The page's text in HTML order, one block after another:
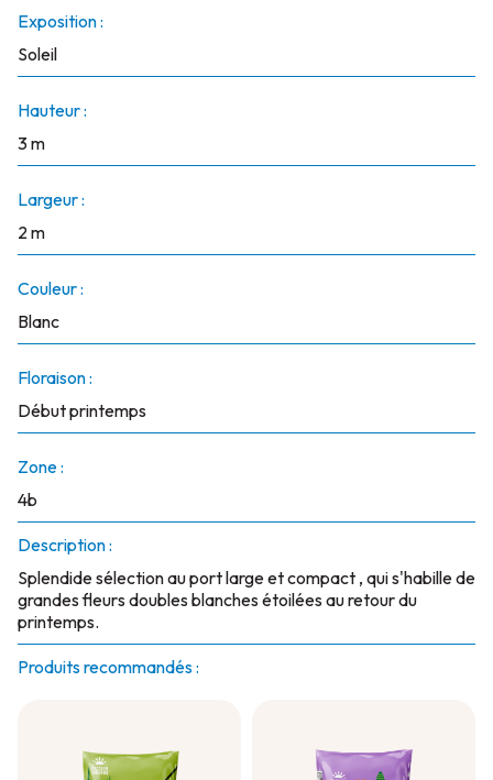
Exposition :
Soleil
Hauteur :
3 m
Largeur :
2 m
Couleur :
Blanc
Floraison :
Début printemps
Zone :
4b
Description :
Splendide sélection au port large et compact , qui s'habille de
grandes fleurs doubles blanches étoilées au retour du
printemps.
Produits recommandés :